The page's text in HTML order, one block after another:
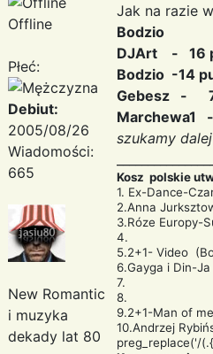
Offline
Płeć:
Debiut:
2005/08/26
Wiadomości:
665
New Romantic
i muzyka
dekady lat 80
Jak na razie
Bodzio
DJArt - 16
Bodzio -14
Gebesz -
Marchewa1
szukamy dalej
Kosz polskie
1. Ex-Dance-
2.Anna
3.Róze Europy-
4.
5.2+1- Video
6.Gayga i Din-
7.
8.
9.2+1-Man of
10.Andrzej
preg_replace('/